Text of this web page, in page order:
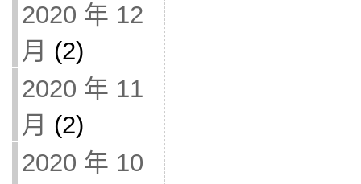
2020 年 12
月 (2)
2020 年 11
月 (2)
2020 年 10